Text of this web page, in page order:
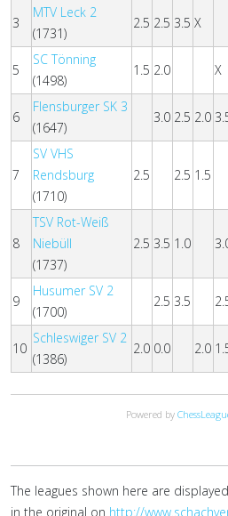
3
MTV Leck 2
(1731)
2.5 2.5 3.5 X
5
SC Tönning
(1498)
1.5 2.0 X
6
Flensburger SK 3
(1647)
3.0 2.5 2.0
7
SV VHS
Rendsburg
(1710)
2.5 2.5 1.5
8
TSV Rot-Weiß
Niebüll
(1737)
2.5 3.5 1.0
9
Husumer SV 2
(1700)
2.5 3.5
10
Schleswiger SV 2
(1386)
2.0 0.0 2.0
Powered by
The leagues shown here are
in the original on http://